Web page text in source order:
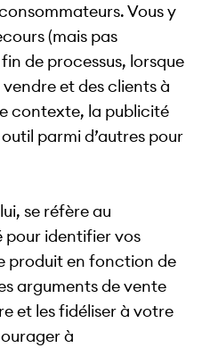
Vous y
(mais pas
de processus, lorsque
et des clients à
contexte, la publicité
parmi d’autres pour
se réfère au
pour identifier vos
produit en fonction de
arguments de vente
et les fidéliser à votre
à